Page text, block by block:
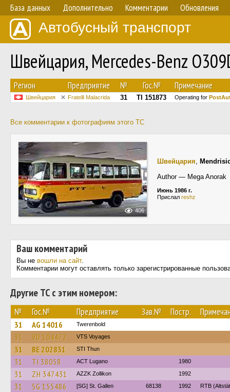
База данных Дополнительно Комментарии Обновления
Автобусный транспорт
Швейцария, Mercedes-Benz
Регион Предприятие № Гос.№ Примечание
Швейцария Fratelli Malacrida 31 TI 151873 Operating for
Все комментарии к фотографиям этого ТС
406
Швейцария,
Author — Mega Anorak
Июнь 1986 г.
Прислал reshz
Ваш комментарий
Вы не вошли на сайт.
Комментарии могут оставлять только зарегистрированные
Другие ТС с этим номером:
№ Гос.№ Предприятие Зав.№ Постр.
31 AG 14016 Twerenbold
31 VD 104472 VTS Voyages
31 BE 202831 STI Thun
31 TI 38058 ACT Lugano 1980
31 ZH 347431 AZZK Zollikon 1992
31 SG 155486 [SG] St. Gallen 68138 1992 RTB